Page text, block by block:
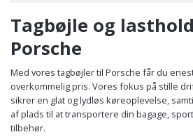
Tagbøjle og
Porsche
Med vores tagbøjler til Porsche får du
overkommelig pris. Vores fokus på stille
sikrer en glat og lydløs køreoplevelse,
af plads til at transportere din bagage,
tilbehør.